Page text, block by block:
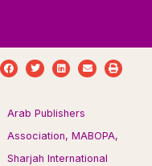
Arab Publishers
Association,MABOPA,
Sharjah International